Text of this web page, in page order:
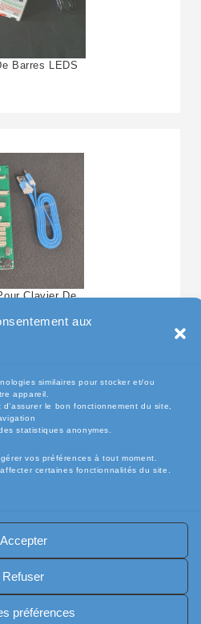
aux
similaires pour stocker et/ou
appareil.
le bon fonctionnement du site,
statistiques anonymes.
vos préférences à tout moment.
certaines fonctionnalités du site.
Accepter
Refuser
préférences
Barres LEDS
Clavier De
(CGV)
🧾 Mentions légales
🔐 Exercer mes droits RGPD
📦Livraisons et retours
/ perte
pieces-occase.fr]